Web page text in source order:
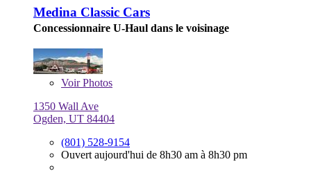
Medina Classic Cars
Concessionnaire U-Haul dans le voisinage
VoirPhotos
1350 Wall Ave
Ogden, UT 84404
(801) 528-9154
Ouvert aujourd'hui de 8h30 am à 8h30 pm